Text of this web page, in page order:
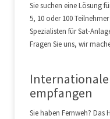
Sie suchen eine Lösung
5, 10 oder 100
Spezialisten für Sat-
Fragen Sie uns, wir
empfangen
Sie haben Fernweh? Das